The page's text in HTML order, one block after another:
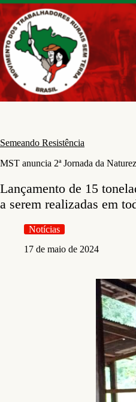
Pular
para
o
conteúdo
Semeando Resistência
MST anuncia 2ª Jornada da
Lançamento de 15
a serem realizadas em
Notícias
17 de maio de 2024